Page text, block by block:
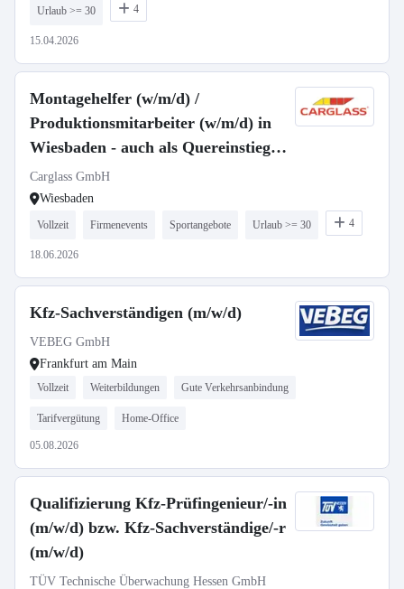
Urlaub >= 30 4
15.04.2026
Montagehelfer (w/m/d) /
Produktionsmitarbeiter (w/m/d) in
Wiesbaden - auch als Quereinstieg -
237
Carglass GmbH
Wiesbaden
Vollzeit Firmenevents Sportangebote Urlaub >= 30 4
18.06.2026
Kfz-Sachverständigen (m/w/d)
VEBEG GmbH
Frankfurt am Main
Vollzeit Weiterbildungen Gute Verkehrsanbindung
Tarifvergütung Home-Office
05.08.2026
Qualifizierung Kfz-Prüfingenieur/-in
(m/w/d) bzw. Kfz-Sachverständige/-r
(m/w/d)
TÜV Technische Überwachung Hessen GmbH